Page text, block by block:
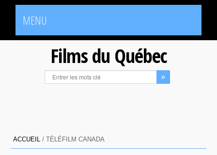
MENU
Films du Québec
ACCUEIL /TÉLÉFILM CANADA